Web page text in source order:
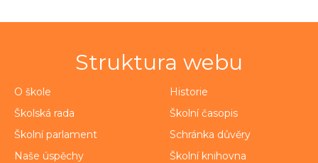
Struktura webu
O škole
Historie
Školská rada
Školní časopis
Školní parlament
Schránka důvěry
Naše úspěchy
Školní knihovna